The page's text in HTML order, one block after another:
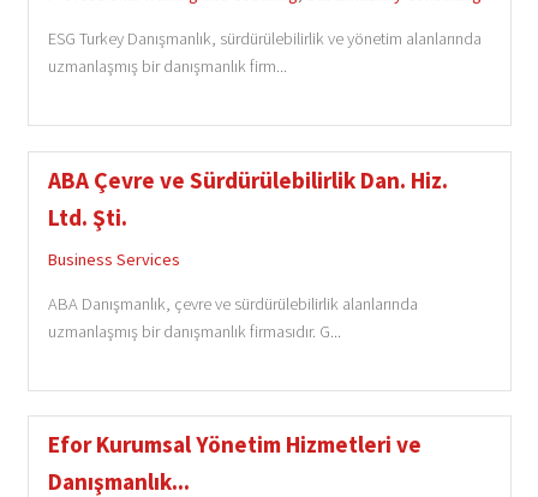
ESG Turkey Danışmanlık, sürdürülebilirlik ve yönetim alanlarında
uzmanlaşmış bir danışmanlık firm...
ABA Çevre ve Sürdürülebilirlik Dan. Hiz.
Ltd. Şti.
Business Services
ABA Danışmanlık, çevre ve sürdürülebilirlik alanlarında
uzmanlaşmış bir danışmanlık firmasıdır. G...
Efor Kurumsal Yönetim Hizmetleri ve
Danışmanlık...